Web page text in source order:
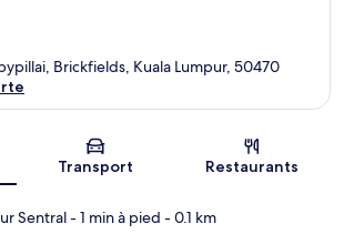
Carte
Brickfields, Kuala Lumpur, 50470
Transport Restaurants
Sentral- 1 min à pied - 0.1 km